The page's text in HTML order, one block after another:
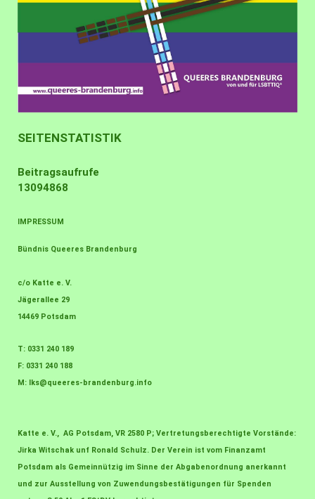
SEITENSTATISTIK
Beitragsaufrufe
13094868
IMPRESSUM
Bündnis Queeres Brandenburg
c/o Katte e. V.
Jägerallee 29
14469 Potsdam
T: 0331 240 189
F: 0331 240 188
M:
lks@queeres-brandenburg.info
Katte e. V., AG Potsdam, VR 2580 P; Vertretungsberechtigte Vorstände:
Jirka Witschak unf Ronald Schulz. Der Verein ist vom Finanzamt
Potsdam als Gemeinnützig im Sinne der Abgabenordnung anerkannt
und zur Ausstellung von Zuwendungsbestätigungen für Spenden